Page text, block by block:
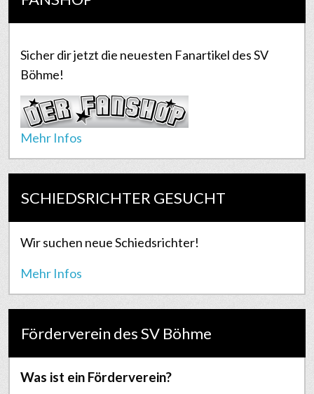
Sicher dir jetzt die neuesten Fanartikel des SV
Böhme!
Mehr Infos
SCHIEDSRICHTER GESUCHT
Wir suchen neue Schiedsrichter!
Mehr Infos
Förderverein des SV Böhme
Was ist ein Förderverein?